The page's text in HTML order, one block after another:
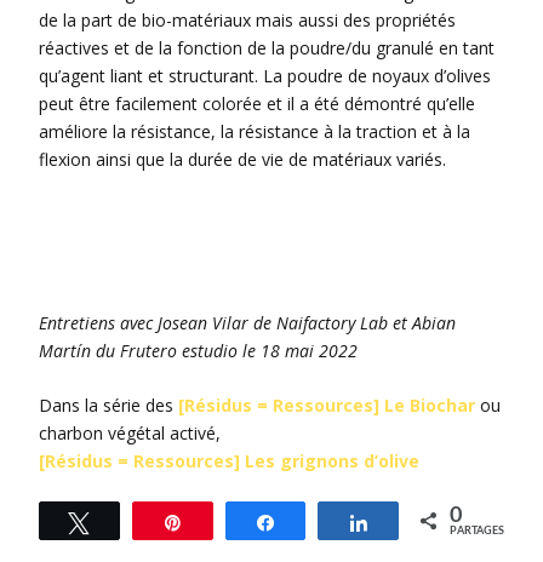
de la part de bio-matériaux mais aussi des propriétés
réactives et de la fonction de la poudre/du granulé en tant
qu’agent liant et structurant. La poudre de noyaux d’olives
peut être facilement colorée et il a été démontré qu’elle
améliore la résistance, la résistance à la traction et à la
flexion ainsi que la durée de vie de matériaux variés.
Entretiens avec Josean Vilar de Naifactory Lab et Abian
Martín du Frutero estudio le 18 mai 2022
Dans la série des [Résidus = Ressources] Le Biochar ou
charbon végétal activé,
[Résidus = Ressources] Les grignons d’olive
Tweetez Partagez Partagez 0
PARTAGES